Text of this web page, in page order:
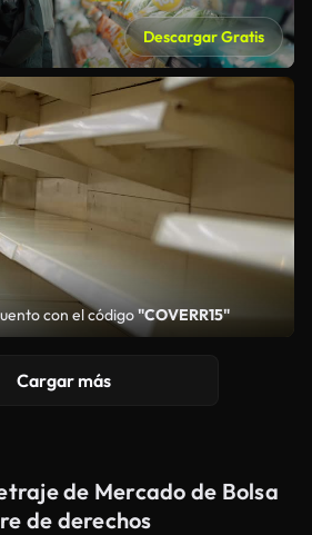
Descargar Gratis
con el código"COVERR15"
Cargar más
de Mercado de Bolsa
de derechos